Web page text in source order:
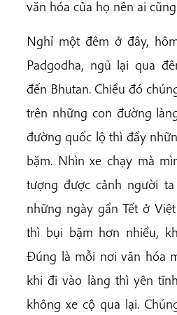
văn hóa của họ nên ai
Nghỉ một đêm ở đây,
Padgodha, ngủ lại qua
đến Bhutan. Chiều đó
trên những con đường
đường quốc lộ thì đầy
bặm. Nhìn xe chạy mà
tượng được cảnh người
những ngày gần Tết ở
thì bụi bặm hơn nhiều,
Đúng là mỗi nơi văn hóa
khi đi vào làng thì yên
không xe cộ qua lại.